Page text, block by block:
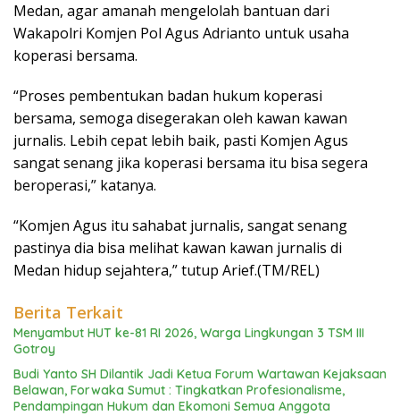
Medan, agar amanah mengelolah bantuan dari
Wakapolri Komjen Pol Agus Adrianto untuk usaha
koperasi bersama.
“Proses pembentukan badan hukum koperasi
bersama, semoga disegerakan oleh kawan kawan
jurnalis. Lebih cepat lebih baik, pasti Komjen Agus
sangat senang jika koperasi bersama itu bisa segera
beroperasi,” katanya.
“Komjen Agus itu sahabat jurnalis, sangat senang
pastinya dia bisa melihat kawan kawan jurnalis di
Medan hidup sejahtera,” tutup Arief.(TM/REL)
Berita Terkait
Menyambut HUT ke-81 RI 2026, Warga Lingkungan 3 TSM III
Gotroy
Budi Yanto SH Dilantik Jadi Ketua Forum Wartawan Kejaksaan
Belawan, Forwaka Sumut : Tingkatkan Profesionalisme,
Pendampingan Hukum dan Ekomoni Semua Anggota